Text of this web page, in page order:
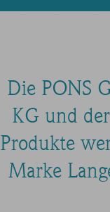
Die PONS
KG und
Produkte
Marke